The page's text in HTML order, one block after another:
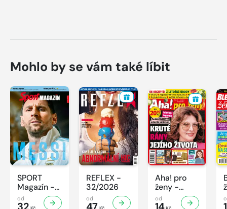
Mohlo by se vám také líbit
SPORT
Magazín -
32/2026
od
REFLEX -
32/2026
od
Aha! pro
ženy -
32/2026
od